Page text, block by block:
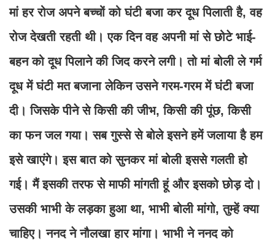
मां हर रोज अपने बच्चों को घंटी बजा कर दूध पिलाती है, वह
रोज देखती रहती थी। एक दिन वह अपनी मां से छोटे भाई-
बहन को दूध पिलाने की जिद करने लगी। तो मां बोली ले गर्म
दूध में घंटी मत बजाना लेकिन उसने गरम-गरम में घंटी बजा
दी। जिसके पीने से किसी की जीभ, किसी की पूंछ, किसी
का फन जल गया। सब गुस्से से बोले इसने हमें जलाया है हम
इसे खाएंगे। इस बात को सुनकर मां बोली इससे गलती हो
गई। मैं इसकी तरफ से माफी मांगती हूं और इसको छोड़ दो।
उसकी भाभी के लड़का हुआ था, भाभी बोली मांगो, तुम्हें क्या
चाहिए। ननद ने नौलखा हार मांगा। भाभी ने ननद को